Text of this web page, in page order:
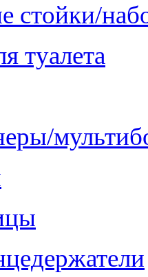
стойки/
туалета